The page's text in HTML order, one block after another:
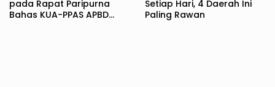
pada Rapat Paripurna
Bahas KUA-PPAS APBD
Setiap Hari, 4 Daerah Ini
Paling Rawan